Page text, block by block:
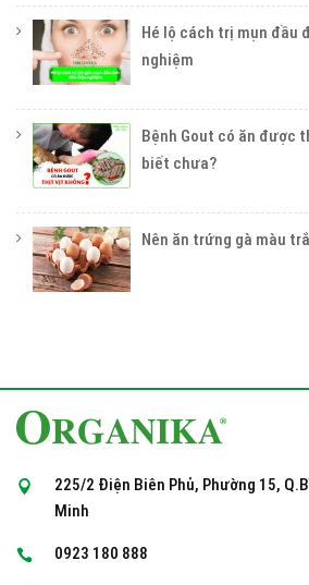
Hé lộ cách trị mụn đầu
nghiệm
Bệnh Gout có ăn được
biết chưa?
Nên ăn trứng gà màu
225/2 Điện Biên Phủ, Phường 15,
Minh
0923 180 888